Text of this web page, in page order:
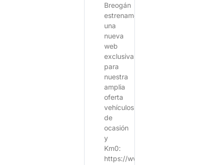
Breogán
estrenamos
una
nueva
web
exclusiva
para
nuestra
amplia
oferta
vehículos
de
ocasión
y
Km0:
https://www.breoganocasion.com/